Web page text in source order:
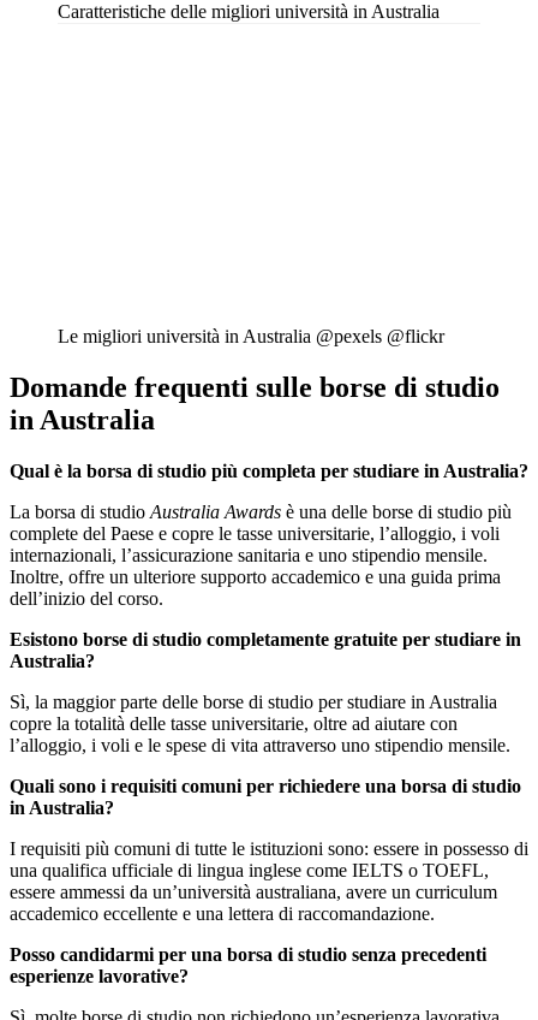
Caratteristiche delle migliori università in Australia
Le migliori università in Australia @pexels @flickr
Domande frequenti sulle borse di studio
in Australia
Qual è la borsa di studio più completa per studiare in Australia?
La borsa di studio Australia Awards è una delle borse di studio più
complete del Paese e copre le tasse universitarie, l’alloggio, i voli
internazionali, l’assicurazione sanitaria e uno stipendio mensile.
Inoltre, offre un ulteriore supporto accademico e una guida prima
dell’inizio del corso.
Esistono borse di studio completamente gratuite per studiare in
Australia?
Sì, la maggior parte delle borse di studio per studiare in Australia
copre la totalità delle tasse universitarie, oltre ad aiutare con
l’alloggio, i voli e le spese di vita attraverso uno stipendio mensile.
Quali sono i requisiti comuni per richiedere una borsa di studio
in Australia?
I requisiti più comuni di tutte le istituzioni sono: essere in possesso di
una qualifica ufficiale di lingua inglese come IELTS o TOEFL,
essere ammessi da un’università australiana, avere un curriculum
accademico eccellente e una lettera di raccomandazione.
Posso candidarmi per una borsa di studio senza precedenti
esperienze lavorative?